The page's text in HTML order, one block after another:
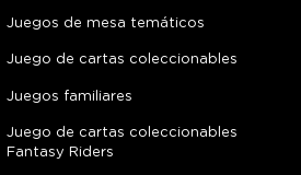
Juegos de mesa temáticos
Juego de cartas coleccionables
Juegos familiares
Juego de cartas coleccionables
Fantasy Riders